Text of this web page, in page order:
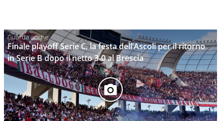
Finale playoff Serie C, la festa dell’Ascoli per il ritorno
in Serie B dopo il netto 3-0 al Brescia